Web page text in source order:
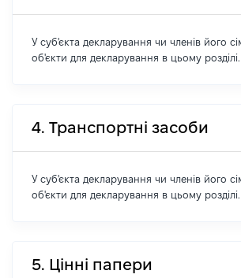
У суб'єкта декларування чи членів його
об'єкти для декларування в цьому розділі.
4. Транспортні засоби
У суб'єкта декларування чи членів його
об'єкти для декларування в цьому розділі.
5. Цінні папери